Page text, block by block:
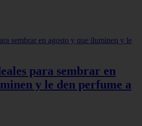
para sembrar en
y le den perfume a